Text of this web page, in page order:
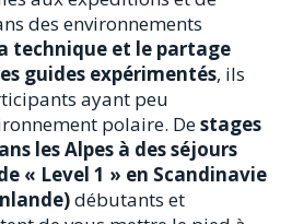
des environnements
technique et le partage
guides expérimentés, ils
ayant peu
polaire. Destages
les Alpes à des séjours
« Level 1 » en Scandinavie
débutants et